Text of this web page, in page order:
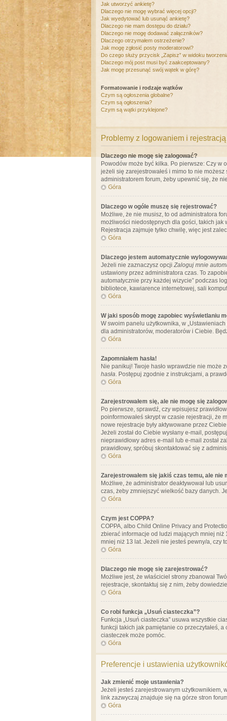
Jak utworzyć ankietę?
Dlaczego nie mogę wybrać więcej opcji?
Jak wyedytować lub usunąć ankietę?
Dlaczego nie mam dostępu do działu?
Dlaczego nie mogę dodawać załączników?
Dlaczego otrzymałem ostrzeżenie?
Jak mogę zgłosić posty moderatorowi?
Do czego służy przycisk „Zapisz” w widoku
Dlaczego mój post musi być zaakceptowany?
Jak mogę przesunąć swój wątek w górę?
Formatowanie i rodzaje wątków
Czym są ogłoszenia globalne?
Czym są ogłoszenia?
Czym są wątki przyklejone?
Problemy z logowaniem i rejestracją
Dlaczego nie mogę się zalogować?
Powodów może być kilka. Po pierwsze: Czy w
jeżeli się zarejestrowałeś i mimo to nie
administratorem forum, żeby upewnić się, że
Góra
Dlaczego w ogóle muszę się rejestrować?
Możliwe, że nie musisz, to od administratora
możliwości niedostępnych dla gości, takich jak
Rejestracja zajmuje tylko chwilę, więc jest
Góra
Dlaczego jestem automatycznie
Jeżeli nie zaznaczysz opcji Zaloguj mnie
ustawiony przez administratora czas. To
automatycznie przy każdej wizycie” podczas
bibliotece, kawiarence internetowej, sali
Góra
W jaki sposób mogę zapobiec wyświetlaniu
W swoim panelu użytkownika, w
dla administratorów, moderatorów i Ciebie.
Góra
Zapomniałem hasła!
Nie panikuj! Twoje hasło wprawdzie nie
hasła. Postępuj zgodnie z instrukcjami, a
Góra
Zarejestrowałem się, ale nie mogę się
Po pierwsze, sprawdź, czy wpisujesz
poinformowałeś skrypt w czasie rejestracji, że
nowe rejestracje były aktywowane przez
Jeżeli został do Ciebie wysłany e-mail,
nieprawidłowy adres e-mail lub e-mail został
prawidłowy, spróbuj skontaktować się z
Góra
Zarejestrowałem się jakiś czas temu, ale nie
Możliwe, że administrator deaktywował lub
czas, żeby zmniejszyć wielkość bazy danych.
Góra
Czym jest COPPA?
COPPA, albo Child Online Privacy and
zbierać informacje od ludzi mających mniej
mniej niż 13 lat. Jeżeli nie jesteś pewny/a, czy
Góra
Dlaczego nie mogę się zarejestrować?
Możliwe jest, że właściciel strony zbanował
rejestracje, skontaktuj się z nim, żeby
Góra
Co robi funkcja „Usuń ciasteczka”?
Funkcja „Usuń ciasteczka” usuwa wszystkie
funkcji takich jak pamiętanie co przeczytałeś,
ciasteczek może pomóc.
Góra
Preferencje i ustawienia
Jak zmienić moje ustawienia?
Jeżeli jesteś zarejestrowanym użytkownikiem,
link zazwyczaj znajduje się na górze stron
Góra